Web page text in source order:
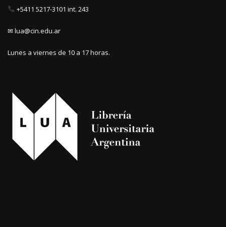
+5411 5217-3101 int. 243
✉ lua@cin.edu.ar
Lunes a viernes de 10 a 17 horas.